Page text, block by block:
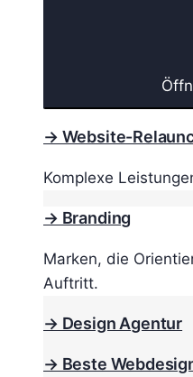
→ Website-
Komplexe
→ Branding
Marken, die
Auftritt.
→ Design Agentur
→ Beste